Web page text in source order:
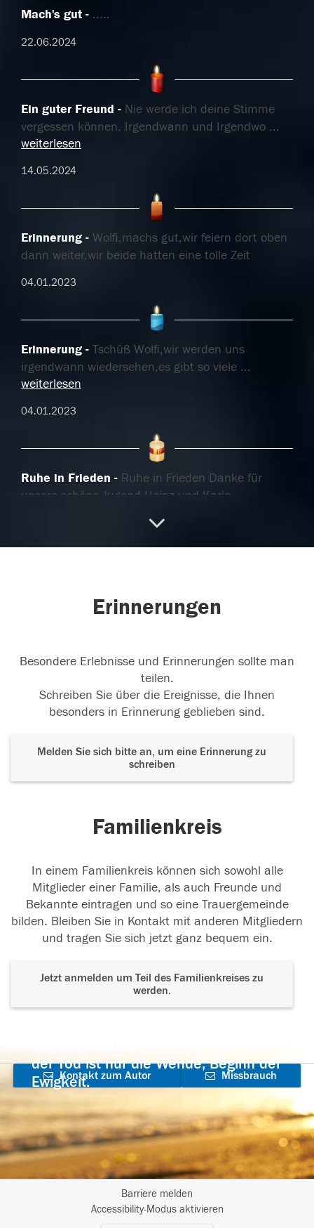
Mach's gut .....
22.06.2024
Ein guter Freund
Nie werde ich deine Stimme
vergessen können. Irgendwann und Irgendwo ...
weiterlesen
14.05.2024
Erinnerung
Wolfi,machs gut,wir feiern dort oben
dann weiter,wir beide hatten eine tolle Zeit
04.01.2023
Erinnerung
Tschüß Wolfi,wir werden uns
irgendwann wiedersehen,es gibt so viele ...
weiterlesen
04.01.2023
Ruhe in Frieden
Ruhe in Frieden Danke für
unsere schöne Jugend Heinz und Karin
nicht mehr da, immer fröhlich bis zum
Erinnerungen
Besondere Erlebnisse und Erinnerungen sollte man
teilen.
Schreiben Sie über die Ereignisse, die Ihnen
besonders in Erinnerung geblieben sind.
Melden Sie sich bitte an, um eine Erinnerung zu
schreiben
Familienkreis
In einem Familienkreis können sich sowohl alle
Mitglieder einer Familie, als auch Freunde und
Bekannte eintragen und so eine Trauergemeinde
bilden. Bleiben Sie in Kontakt mit anderen Mitgliedern
und tragen Sie sich jetzt ganz bequem ein.
Jetzt anmelden um Teil des Familienkreises zu
werden.
der Tod ist nur die Wende, Beginn der
Ewigkeit.
Kontakt zum Autor
aufnehmen
Missbrauch
Barriere melden
Accessibility-Modus aktivieren